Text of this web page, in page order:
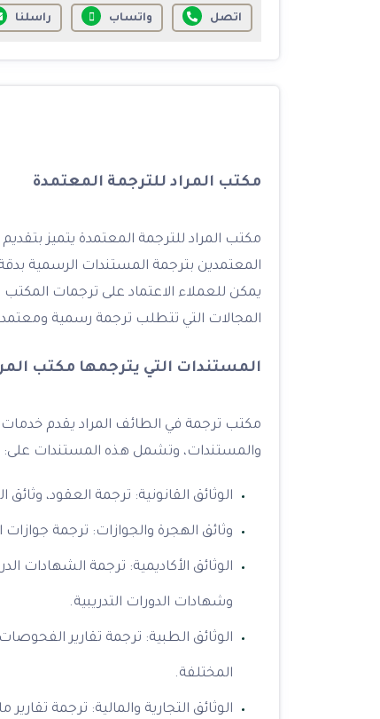
اتصل واتساب راسلنا
مكتب المراد للترجمة المعتمدة
مكتب المراد للترجمة المعتمدة يتميز
المعتمدين بترجمة المستندات الرسمية
يمكن للعملاء الاعتماد على ترجمات المكتب
المجالات التي تتطلب ترجمة رسمية
المستندات التي يترجمها مكتب
مكتب ترجمة في الطائف المراد يقدم
والمستندات، وتشمل هذه المستندات على:
الوثائق القانونية: ترجمة العقود، وثائق
وثائق الهجرة والجوازات: ترجمة جوازات
الوثائق الأكاديمية: ترجمة الشهادات
وشهادات الدورات التدريبية.
الوثائق الطبية: ترجمة تقارير
المختلفة.
الوثائق التجارية والمالية: ترجمة